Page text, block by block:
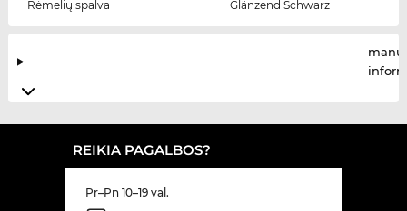
Rėmelių spalva
Glänzend Schwarz
REIKIA PAGALBOS?
Pr–Pn 10–19 val.